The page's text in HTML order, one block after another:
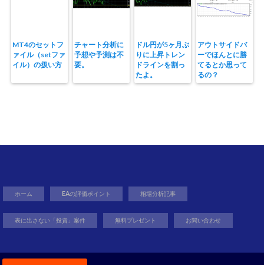
MT4のセットフ
ァイル（setファ
イル）の扱い方
チャート分析に
予想や予測は不
要。
ドル円が5ヶ月ぶ
りに上昇トレン
ドラインを割っ
たよ。
アウトサイドバ
ーでほんとに勝
てるとか思って
るの？
ホーム EAの評価ポイント 相場分析記事
表に出さない「投資」案件 無料プレゼント お問い合わせ